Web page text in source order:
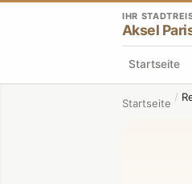
IHR
Aksel
Startseite
Startseite /